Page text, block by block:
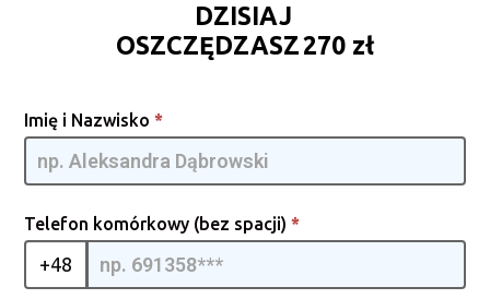
DZISIAJ
OSZCZĘDZASZ 270 zł
Screwdriver
[PL] -
GpmQMIA |
02
Imię i Nazwisko *
Telefon komórkowy (bez spacji) *
+48